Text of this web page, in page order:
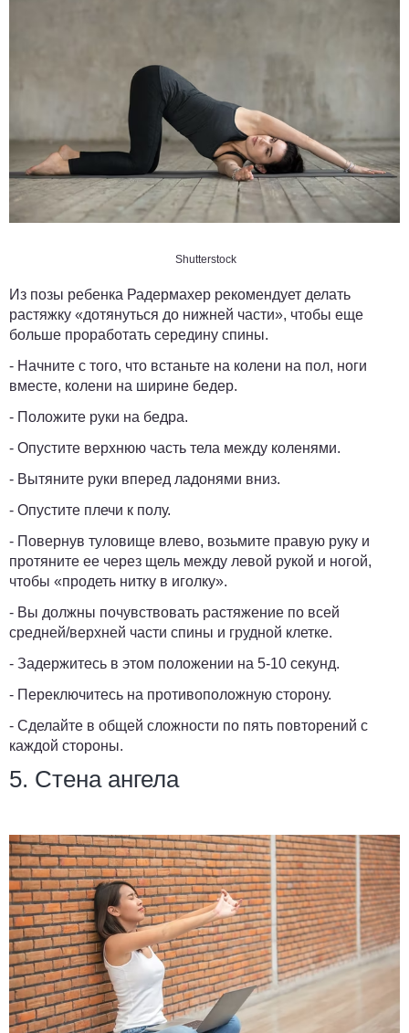
Shutterstock
Из позы ребенка Радермахер рекомендует делать
растяжку «дотянуться до нижней части», чтобы еще
больше проработать середину спины.
- Начните с того, что встаньте на колени на пол, ноги
вместе, колени на ширине бедер.
- Положите руки на бедра.
- Опустите верхнюю часть тела между коленями.
- Вытяните руки вперед ладонями вниз.
- Опустите плечи к полу.
- Повернув туловище влево, возьмите правую руку и
протяните ее через щель между левой рукой и ногой,
чтобы «продеть нитку в иголку».
- Вы должны почувствовать растяжение по всей
средней/верхней части спины и грудной клетке.
- Задержитесь в этом положении на 5-10 секунд.
- Переключитесь на противоположную сторону.
- Сделайте в общей сложности по пять повторений с
каждой стороны.
5. Стена ангела